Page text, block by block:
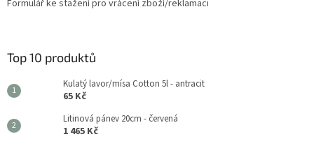
Formulář ke stažení pro vrácení zboží/reklamaci
Top 10 produktů
Kulatý lavor/mísa Cotton 5l - antracit
65 Kč
Litinová pánev 20cm - červená
1 465 Kč